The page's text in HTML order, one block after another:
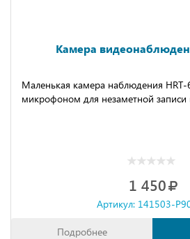
Камера
Маленькая камера наблюдения
микрофоном для незаметной записи
1 450
Артикул: 141503-
Подробнее